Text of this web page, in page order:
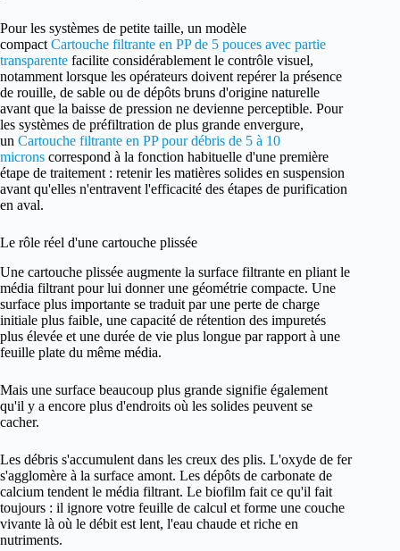
Pour les systèmes de petite taille, un modèle
compactCartouche filtrante en PP de 5 pouces avec partie
transparente facilite considérablement le contrôle visuel,
notamment lorsque les opérateurs doivent repérer la présence
de rouille, de sable ou de dépôts bruns d'origine naturelle
avant que la baisse de pression ne devienne perceptible. Pour
les systèmes de préfiltration de plus grande envergure,
un Cartouche filtrante en PP pour débris de 5 à 10
microns correspond à la fonction habituelle d'une première
étape de traitement : retenir les matières solides en suspension
avant qu'elles n'entravent l'efficacité des étapes de purification
en aval.
Le rôle réel d'une cartouche plissée
Une cartouche plissée augmente la surface filtrante en pliant le
média filtrant pour lui donner une géométrie compacte. Une
surface plus importante se traduit par une perte de charge
initiale plus faible, une capacité de rétention des impuretés
plus élevée et une durée de vie plus longue par rapport à une
feuille plate du même média.
Mais une surface beaucoup plus grande signifie également
qu'il y a encore plus d'endroits où les solides peuvent se
cacher.
Les débris s'accumulent dans les creux des plis. L'oxyde de fer
s'agglomère à la surface amont. Les dépôts de carbonate de
calcium tendent le média filtrant. Le biofilm fait ce qu'il fait
toujours : il ignore votre feuille de calcul et forme une couche
vivante là où le débit est lent, l'eau chaude et riche en
nutriments.